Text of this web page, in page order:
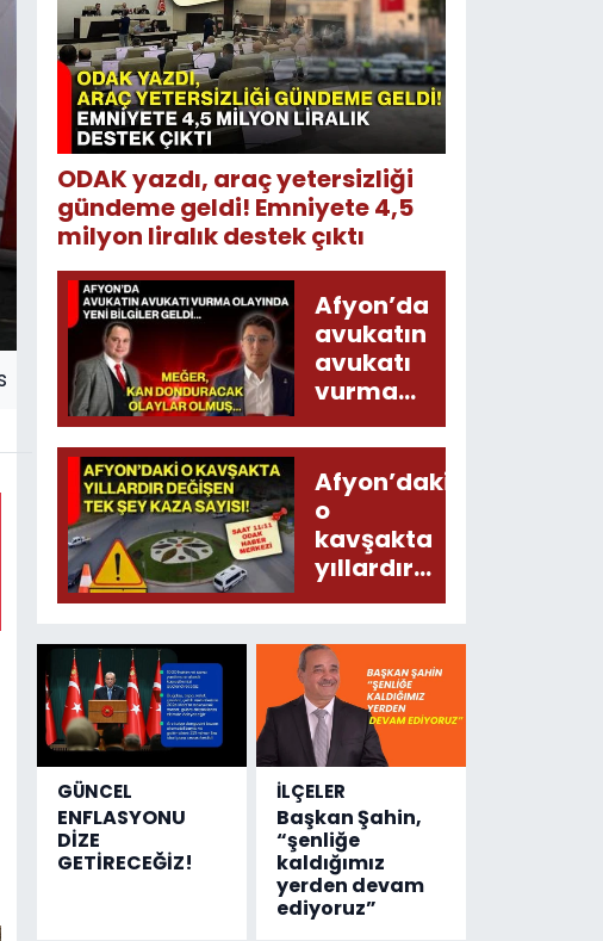
ODAK yazdı, araç yetersizliği
gündeme geldi! Emniyete 4,5
milyon liralık destek çıktı
Afyon’da
avukatın
avukatı
vurma
olayında
yeni bilgiler
geldi...
Meğer, kan
donduracak
olaylar
olmuş...
Afyon’daki
o
kavşakta
yıllardır
değişen
kaza
sayısı!
GÜNCEL
ENFLASYONU
DİZE
GETİRECEĞİZ!
İLÇELER
Başkan Şahin,
“şenliğe
kaldığımız
yerden devam
ediyoruz”